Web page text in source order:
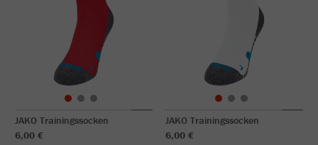
JAKO Trainingssocken
6,00 €
JAKO Trainingssocken
6,00 €